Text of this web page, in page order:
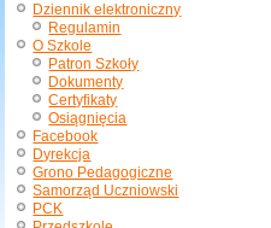
Dziennik elektroniczny
Regulamin
O Szkole
Patron Szkoły
Dokumenty
Certyfikaty
Osiągnięcia
Facebook
Dyrekcja
Grono Pedagogiczne
Samorząd Uczniowski
PCK